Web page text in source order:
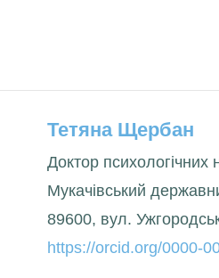
Тетяна Щербан
Доктор
Мукачівський
89600, вул.
https://orcid.org/0000-